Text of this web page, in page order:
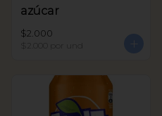
azúcar
$2.000
$2.000 por und